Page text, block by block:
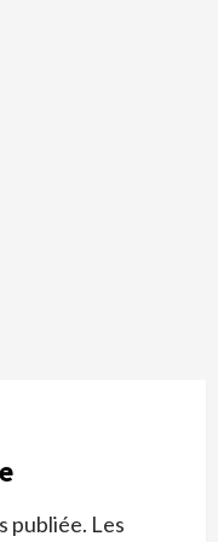
publiée. Les